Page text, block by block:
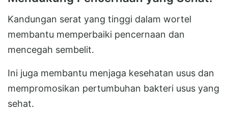
Kandungan serat yang tinggi dalam wortel
membantu memperbaiki pencernaan dan
mencegah sembelit.
Ini juga membantu menjaga kesehatan usus dan
mempromosikan pertumbuhan bakteri usus yang
sehat.